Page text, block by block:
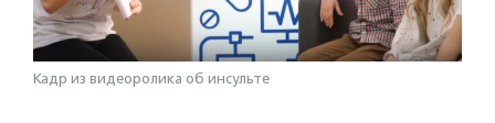
Кадр из видеоролика об инсульте